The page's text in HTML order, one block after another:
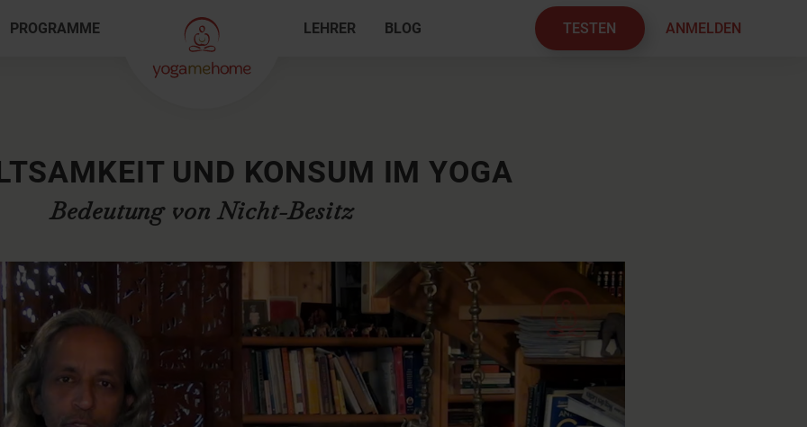
PROGRAMME LEHRER BLOG TESTEN ANMELDEN
UND KONSUM IM YOGA
Bedeutung von Nicht-Besitz